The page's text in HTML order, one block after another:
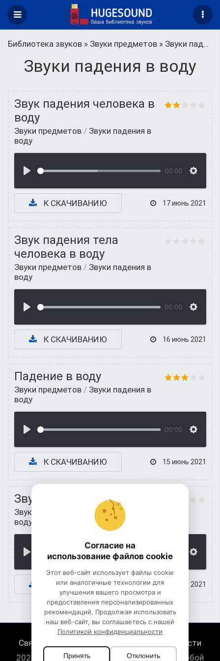
Библиотека звуков » Звуки предметов » Звуки падения в воду
Звуки падения в воду
Звук падения человека в
воду
Звуки предметов / Звуки падения в
воду
00:00
К СКАЧИВАНИЮ 17 июнь 2021
Звук падения тела
человека в воду
Звуки предметов / Звуки падения в
воду
00:00
К СКАЧИВАНИЮ 16 июнь 2021
Падение в воду
Звуки предметов / Звуки падения в
воду
00:00
К СКАЧИВАНИЮ 15 июнь 2021
Звук падения тела в воду
Звуки предметов
Звуки падения в
воду
00:00
К СКАЧИВАНИЮ 15 июнь 2021
Связь с нами
Политика конфиденциальности
2026 HugeSounds.com - скачать звуки на любой
Согласие на
использование файлов cookie
Этот веб-сайт использует файлы cookie
или аналогичные технологии для
улучшения вашего просмотра и
предоставления персонализированных
рекомендаций. Продолжая использовать
наш веб-сайт, вы соглашаетесь с нашей
Политикой конфиденциальности
Принять Отклонить